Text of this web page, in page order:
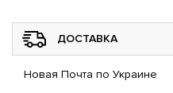
ДОСТАВКА
Новая Почта по Украине